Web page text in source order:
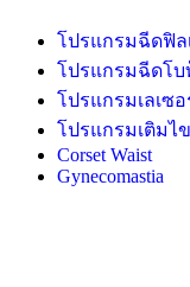
โปรแกรมฉีดฟิล
โปรแกรมฉีดโบ
โปรแกรมเลเซอ
โปรแกรมเติมไ
Corset Waist
Gynecomastia